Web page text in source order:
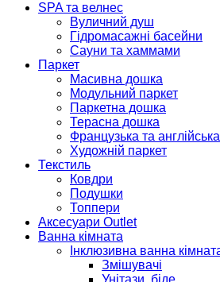
SPA та велнес
Вуличний душ
Гідромасажні басейни
Сауни та хаммами
Паркет
Масивна дошка
Модульний паркет
Паркетна дошка
Терасна дошка
Французька та
Художній паркет
Текстиль
Ковдри
Подушки
Топпери
Аксесуари Outlet
Ванна кімната
Інклюзивна ванна
Змішувачі